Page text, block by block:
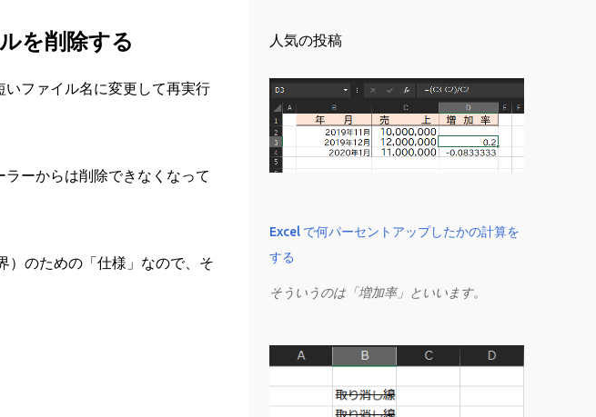
を削除する
ファイル名に変更して再実行
ーからは削除できなくなって
）のための「仕様」なので、そ
人気の投稿
Excel で何パーセントアップしたかの計算を
する
そういうのは「増加率」といいます。